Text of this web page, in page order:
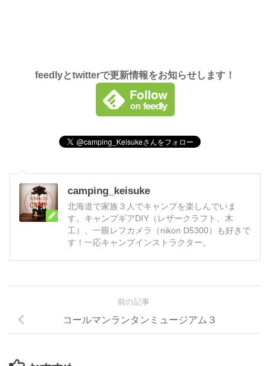
feedlyとtwitterで更新情報をお知らせします！
camping_keisuke
北海道で家族３人でキャンプを楽しんでいま
す。キャンプギアDIY（レザークラフト、木
工）、一眼レフカメラ（nikon D5300）も好きで
す！一応キャンプインストラクター。
前の記事
コールマンランタンミュージアム３